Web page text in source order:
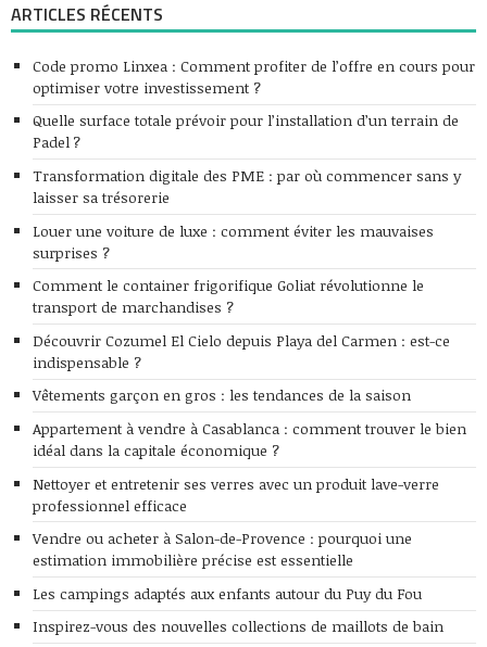
ARTICLES RÉCENTS
Code promo Linxea : Comment profiter de l’offre en cours pour
optimiser votre investissement ?
Quelle surface totale prévoir pour l’installation d’un terrain de
Padel ?
Transformation digitale des PME : par où commencer sans y
laisser sa trésorerie
Louer une voiture de luxe : comment éviter les mauvaises
surprises ?
Comment le container frigorifique Goliat révolutionne le
transport de marchandises ?
Découvrir Cozumel El Cielo depuis Playa del Carmen : est-ce
indispensable ?
Vêtements garçon en gros : les tendances de la saison
Appartement à vendre à Casablanca : comment trouver le bien
idéal dans la capitale économique ?
Nettoyer et entretenir ses verres avec un produit lave-verre
professionnel efficace
Vendre ou acheter à Salon-de-Provence : pourquoi une
estimation immobilière précise est essentielle
Les campings adaptés aux enfants autour du Puy du Fou
Inspirez-vous des nouvelles collections de maillots de bain